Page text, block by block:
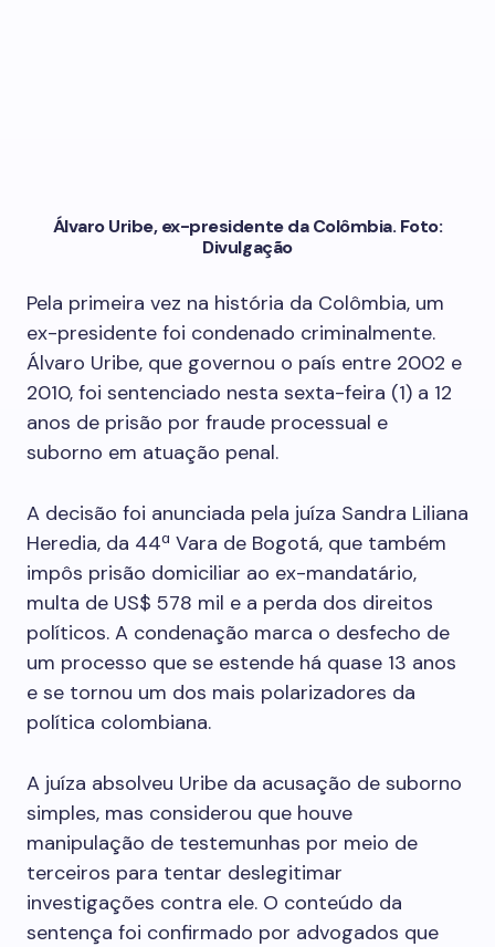
Álvaro Uribe, ex-presidente da Colômbia. Foto:
Divulgação
Pela primeira vez na história da Colômbia, um
ex-presidente foi condenado criminalmente.
Álvaro Uribe, que governou o país entre 2002 e
2010, foi sentenciado nesta sexta-feira (1) a 12
anos de prisão por fraude processual e
suborno em atuação penal.
A decisão foi anunciada pela juíza Sandra Liliana
Heredia, da 44ª Vara de Bogotá, que também
impôs prisão domiciliar ao ex-mandatário,
multa de US$ 578 mil e a perda dos direitos
políticos. A condenação marca o desfecho de
um processo que se estende há quase 13 anos
e se tornou um dos mais polarizadores da
política colombiana.
A juíza absolveu Uribe da acusação de suborno
simples, mas considerou que houve
manipulação de testemunhas por meio de
terceiros para tentar deslegitimar
investigações contra ele. O conteúdo da
sentença foi confirmado por advogados que